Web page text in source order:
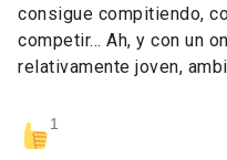
consigue compitiendo,
competir... Ah, y con un
relativamente joven,
1